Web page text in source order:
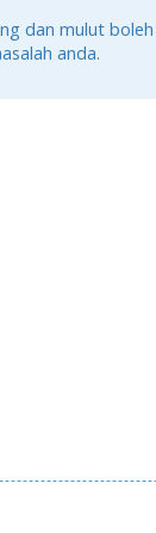
dan mulut
anda.